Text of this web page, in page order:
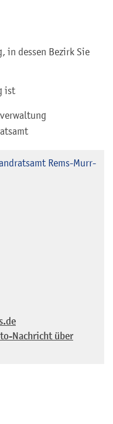
in dessen Bezirk Sie
ist
Rems-Murr-
Nachricht über